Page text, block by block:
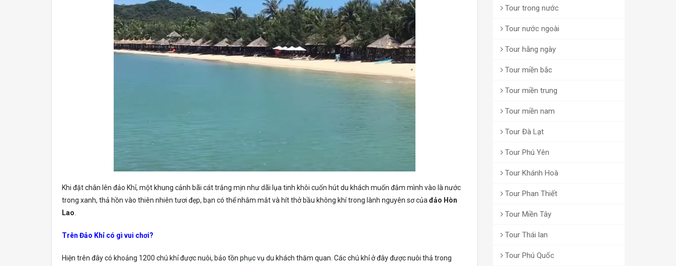
Khi đặt chân lên đảo Khỉ, một khung cảnh bãi cát trắng mịn như dãi lụa tinh khôi cuốn hút du khách muốn đắm mình vào là nước
trong xanh, thả hồn vào thiên nhiên tươi đẹp, bạn có thể nhắm mắt và hít thở bầu không khí trong lành nguyên sơ của đảo Hòn
Lao
Trên Đảo Khỉ có gì vui chơi?
Hiện trên đây có khoảng 1200 chú khỉ được nuôi, bảo tồn phục vụ du khách thăm quan. Các chú khỉ ở đây được nuôi thả trong
Tour trong nước
Tour nước ngoài
Tour hằng ngày
Tour miền bắc
Tour miền trung
Tour miền nam
Tour Đà Lạt
Tour Phú Yên
Tour Khánh Hoà
Tour Phan Thiết
Tour Miền Tây
Tour Thái lan
Tour Phú Quốc